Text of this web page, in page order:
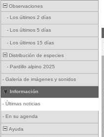
Observaciones
- Los últimos 2 días
- Los últimos 5 días
- Los últimos 15 días
Distribución de especies
- Pardillo alpino 2025
- Galería de imágenes y sonidos
Información
- Últimas noticias
- En su agenda
Ayuda